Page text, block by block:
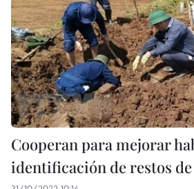
Cooperan para mejorar
identificación de restos